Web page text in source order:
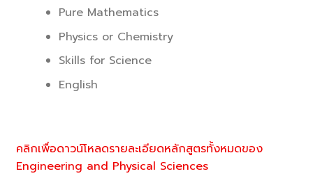
Pure Mathematics
Physics or Chemistry
Skills for Science
English
คลิกเพื่อดาวน์โหลดรายละเอียดหลักสูตรทั้งหมดของ
Engineering and Physical Sciences